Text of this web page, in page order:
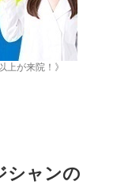
上が来院！》
シャンの